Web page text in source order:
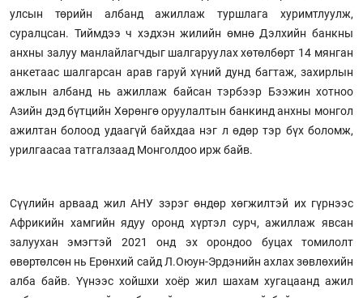
улсын төрийн албанд ажиллаж туршлага хуримтлуулж,
суралцсан. Тиймдээ ч хэдхэн жилийн өмнө Дэлхийн банкны
анхны залуу манлайлагчдыг шалгаруулах хөтөлбөрт 14 мянган
анкетаас шалгарсан арав гаруй хүний дунд багтаж, захирлын
ажлын албанд нь ажиллаж байсан тэрбээр Бээжин хотноо
Азийн дэд бүтцийн Хөрөнгө оруулалтын банкинд анхны монгол
ажилтан болоод удаагүй байхдаа нэг л өдөр тэр бүх боломж,
урилгаасаа татгалзаад Монголдоо ирж байв.
Сүүлийн арваад жил АНУ зэрэг өндөр хөгжилтэй их гүрнээс
Африкийн хамгийн ядуу оронд хүртэл сурч, ажиллаж явсан
залуухан эмэгтэй 2021 онд эх орондоо буцах томилолт
өвөртөлсөн нь Ерөнхий сайд Л.Оюун-Эрдэнийн ахлах зөвлөхийн
алба байв. Үүнээс хойшхи хоёр жил шахам хугацаанд ажил